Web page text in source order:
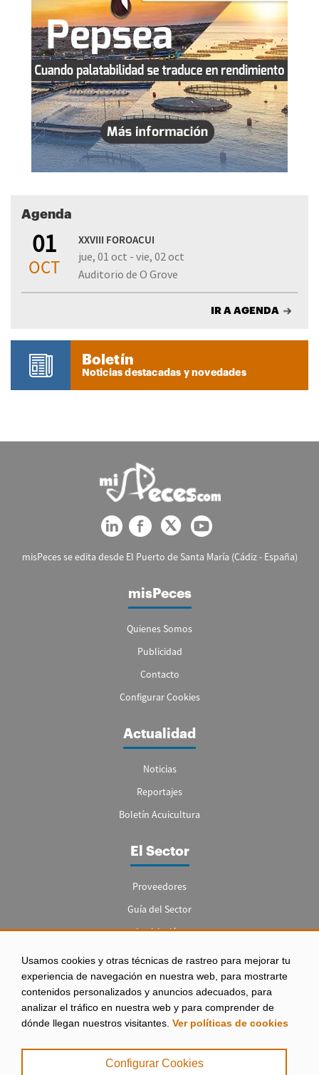
Usamos cookies y otras técnicas de rastreo para mejorar tu
experiencia de navegación en nuestra web, para mostrarte
contenidos personalizados y anuncios adecuados, para
analizar el tráfico en nuestra web y para comprender de
dónde llegan nuestros visitantes. Ver políticas de cookies
Configurar Cookies
Agenda
01
OCT
XXVIII FOROACUI
jue, 01 oct - vie, 02 oct
Auditorio de O Grove
IR A AGENDA
Boletín
Noticias destacadas y novedades
misPeces se edita desde El Puerto de Santa María (Cádiz - España)
misPeces
Quienes Somos
Publicidad
Contacto
Configurar Cookies
Actualidad
Noticias
Reportajes
Boletín Acuicultura
El Sector
Proveedores
Guía del Sector
Legislación
Empleo
Aviso legal
|
Política de Privacidad